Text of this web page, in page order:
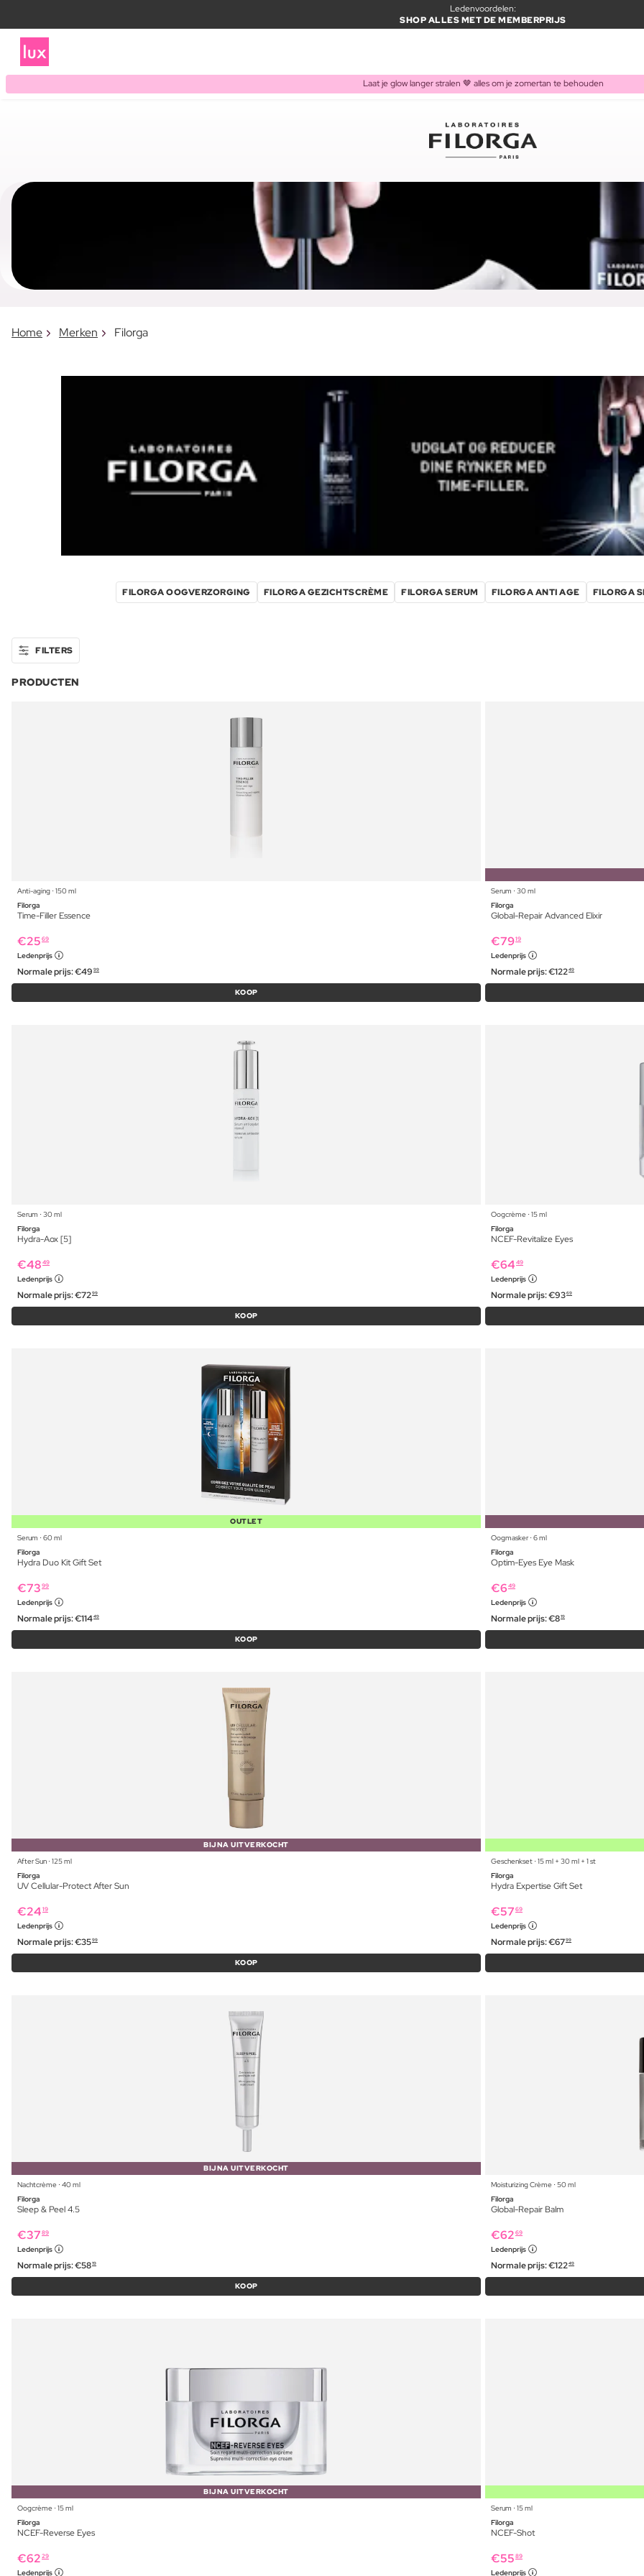
Ledenvoordelen:
SHOP ALLES MET DE MEMBERPRIJS
Laat je glow langer stralen 🤎 alles om je zomertan te behouden
Home Merken Filorga
FILORGA OOGVERZORGING FILORGA GEZICHTSCRÈME FILORGA SERUM FILORGA ANTI AGE FILORGA
FILTERS
PRODUCTEN
Anti-aging ⋅ 150 ml
Filorga
Time-Filler Essence
€25 69
Ledenprijs
Normale prijs:€49 99
KOOP
Serum ⋅ 30 ml
Filorga
Global-Repair Advanced Elixir
€7919
Ledenprijs
Normale prijs:€12249
Serum ⋅ 30 ml
Filorga
Hydra-Aox [5]
€48 49
Ledenprijs
Normale prijs:€7299
KOOP
Oogcrème ⋅ 15 ml
Filorga
NCEF-Revitalize Eyes
€64 49
Ledenprijs
Normale prijs:€9369
OUTLET
Serum ⋅ 60 ml
Filorga
Hydra Duo Kit Gift Set
€73 99
Ledenprijs
Normale prijs:€11449
KOOP
Oogmasker ⋅ 6 ml
Filorga
Optim-Eyes Eye Mask
€6 49
Ledenprijs
Normale prijs:€819
BIJNA UITVERKOCHT
After Sun ⋅ 125 ml
Filorga
UV Cellular-Protect After Sun
€24 19
Ledenprijs
Normale prijs:€3599
KOOP
Geschenkset ⋅ 15 ml + 30 ml + 1 st
Filorga
Hydra Expertise Gift Set
€57 69
Ledenprijs
Normale prijs:€6799
BIJNA UITVERKOCHT
Nachtcrème ⋅ 40 ml
Filorga
Sleep & Peel 4.5
€37 89
Ledenprijs
Normale prijs:€5819
KOOP
Moisturizing Crème ⋅ 50 ml
Filorga
Global-Repair Balm
€62 69
Ledenprijs
Normale prijs:€12249
BIJNA UITVERKOCHT
Oogcrème ⋅ 15 ml
Filorga
NCEF-Reverse Eyes
€62 29
Ledenprijs
Serum ⋅ 15 ml
Filorga
NCEF-Shot
€55 89
Ledenprijs